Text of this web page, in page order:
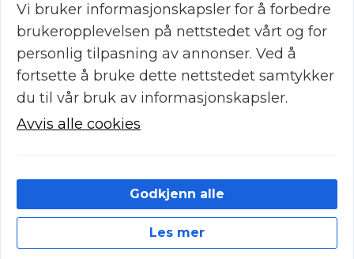
KONTAKT OSS
(+47) 90 29 19 99
post@luftrens.no
Fyllingsveien
81, 5161
Laksevåg
Org.nr. 986362363
Kundeservice
© 2026 Elektrofilter Vest AS – Utviklet og designet av
Vi bruker informasjonskapsler for å forbedre
brukeropplevelsen på nettstedet vårt og for
personlig tilpasning av annonser. Ved å
fortsette å bruke dette nettstedet samtykker
du til vår bruk av informasjonskapsler.
Avvis alle cookies
Les mer
Godkjenn alle
Cookies